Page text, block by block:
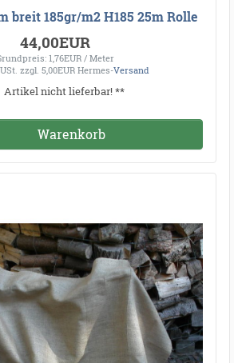
breit 185gr/m2 H185 25m Rolle
44,00EUR
1,76EUR / Meter
zzgl. 5,00EUR Hermes-Versand
Artikel nicht lieferbar! **
Warenkorb